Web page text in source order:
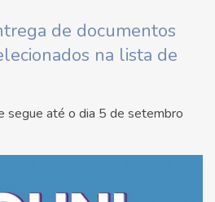
de documentos
na lista de
segue até o dia 5 de setembro